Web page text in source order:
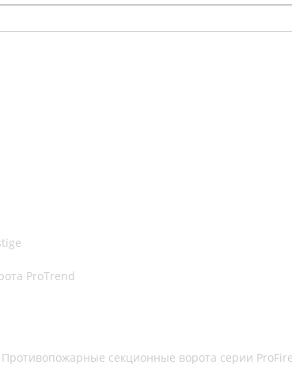
ProTrend
Противопожарные секционные ворота серии ProFire